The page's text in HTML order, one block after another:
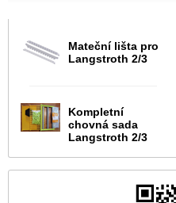
Mateční lišta pro
Langstroth 2/3
Kompletní
chovná sada
Langstroth 2/3